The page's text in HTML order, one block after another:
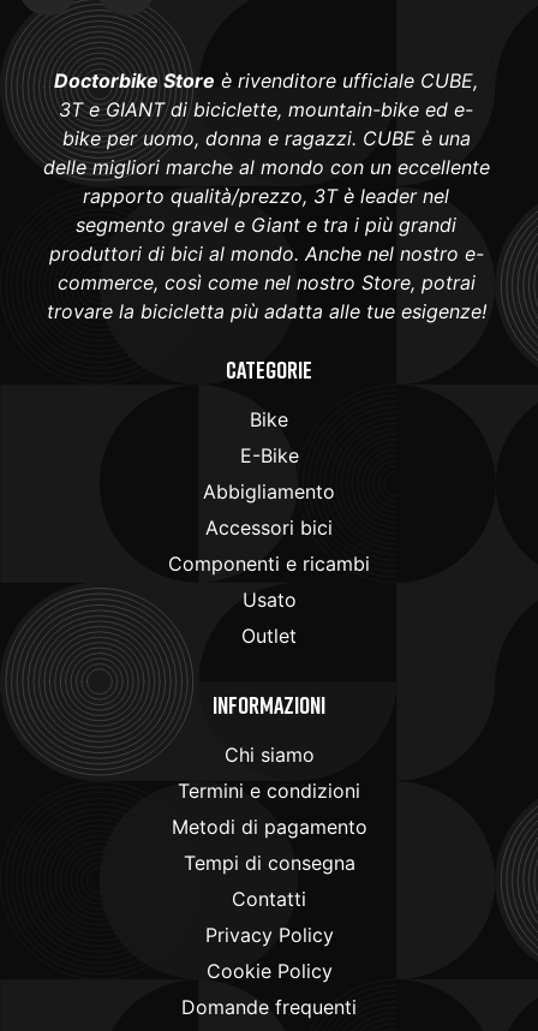
Doctorbike Store è rivenditore ufficiale CUBE,
3T e GIANT di biciclette, mountain-bike ed e-
bike per uomo, donna e ragazzi. CUBE è una
delle migliori marche al mondo con un eccellente
rapporto qualità/prezzo, 3T è leader nel
segmento gravel e Giant e tra i più grandi
produttori di bici al mondo. Anche nel nostro e-
commerce, così come nel nostro Store, potrai
trovare la bicicletta più adatta alle tue esigenze!
Categorie
Bike
E-Bike
Abbigliamento
Accessori bici
Componenti e ricambi
Usato
Outlet
Informazioni
Chi siamo
Termini e condizioni
Metodi di pagamento
Tempi di consegna
Contatti
Privacy Policy
Cookie Policy
Domande frequenti